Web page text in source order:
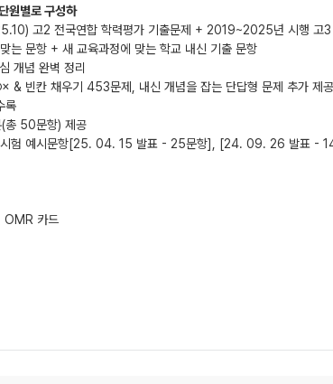
원별로 구성하
고2 전국연합 학력평가 기출문제 + 2019~2025년 시행 고3
는 문항 + 새 교육과정에 맞는 학교 내신 기출 문항
개념 완벽 정리
& 빈칸 채우기 453문제, 내신 개념을 잡는 단답형 문제 추가 제공
록
(총 50문항) 제공
험 예시문항[25. 04. 15 발표 - 25문항], [24. 09. 26 발표 -
OMR 카드